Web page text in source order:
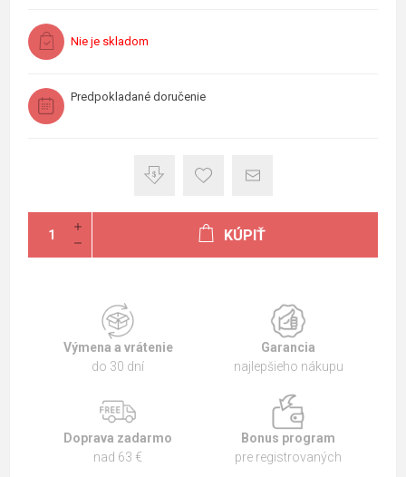
Nie je skladom
Predpokladané doručenie
KÚPIŤ
Výmena a vrátenie
do 30 dní
Garancia
najlepšieho nákupu
Doprava zadarmo
nad 63 €
Bonus program
pre registrovaných